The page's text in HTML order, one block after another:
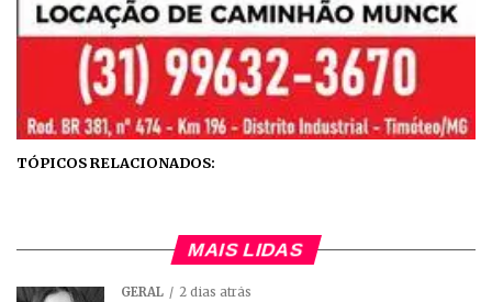
TÓPICOS RELACIONADOS:
MAIS LIDAS
GERAL 2 dias atrás